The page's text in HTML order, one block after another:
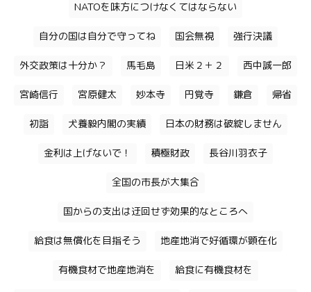
NATOを味方につけなくてはならない
自分の国は自分で守ってね 国会無視 強行決議
外交政策は十分か？ 馬毛島 日米２＋２ 西中誠一郎
宮崎信行 宮原健太 妙本寺 円覚寺 鎌倉 帰省
初詣 犬養毅内閣の実績 日本の財務は破綻しません
金利は上げないで！ 積極財政 長谷川羽衣子
全国の市長が大集合
国からの支出は迂回せず効果的なところへ
給食は無償化を目指そう 地産地消で好循環が顕在化
有機食材で地産地消を 給食に有機食材を